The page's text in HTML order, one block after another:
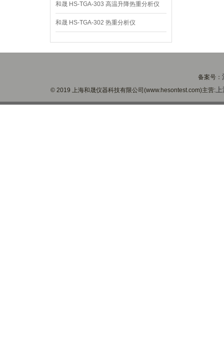
和晟 HS-TGA-303 高温升降热重分析仪
和晟 HS-TGA-302 热重分析仪
备案号：
© 2019 上海和晟仪器科技有限公司(www.hesontest.com)主营:上